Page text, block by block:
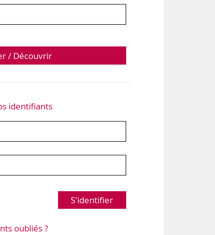
/ Découvrir
identifiants
S'identifier
oubliés ?